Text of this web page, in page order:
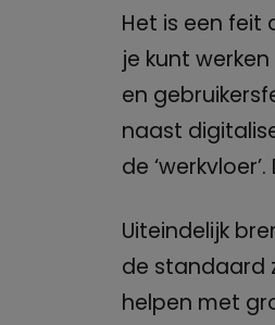
Het is een feit
je kunt
en
naast
de
Uiteindelijk
de standaard
helpen met